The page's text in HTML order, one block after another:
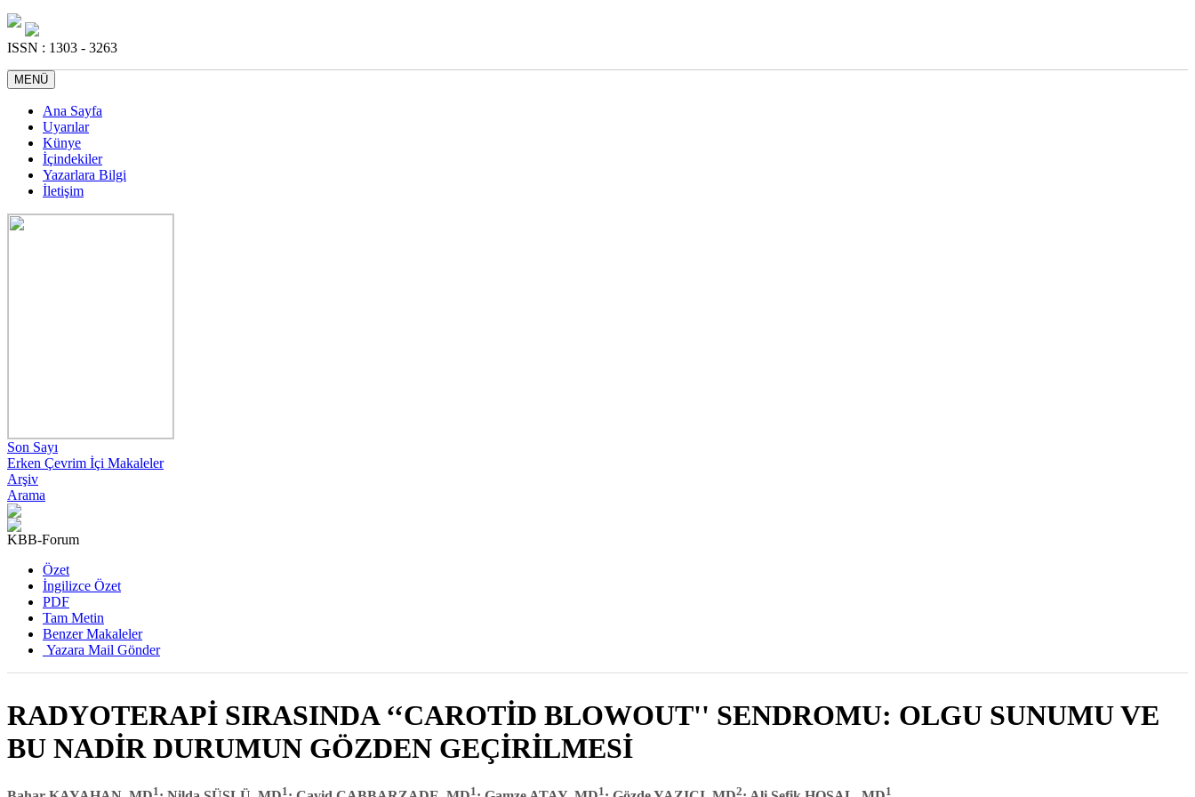
ISSN : 1303 - 3263
MENÜ
Ana Sayfa
Uyarılar
Künye
İçindekiler
Yazarlara Bilgi
İletişim
Son Sayı
Erken Çevrim İçi Makaleler
Arşiv
Arama
KBB-Forum
Özet
İngilizce Özet
PDF
Tam Metin
Benzer Makaleler
Yazara Mail Gönder
RADYOTERAPİ SIRASINDA ‘‘CAROTİD BLOWOUT'' SENDROMU: OLGU SUNUMU VE
BU NADİR DURUMUN GÖZDEN GEÇİRİLMESİ
1 1 1 1 2 1